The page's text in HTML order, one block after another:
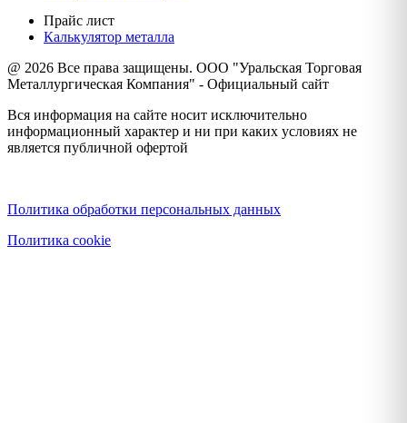
Прайс лист
Калькулятор металла
@ 2026 Все права защищены. ООО "Уральская Торговая
Металлургическая Компания" - Официальный сайт
Вся информация на сайте носит исключительно
информационный характер и ни при каких условиях не
является публичной офертой
Политика обработки персональных данных
Политика cookie